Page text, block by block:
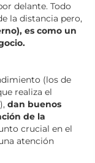
delante. Todo
la distancia pero,
es como un
(los de
realiza el
dan buenos
de la
crucial en el
atención